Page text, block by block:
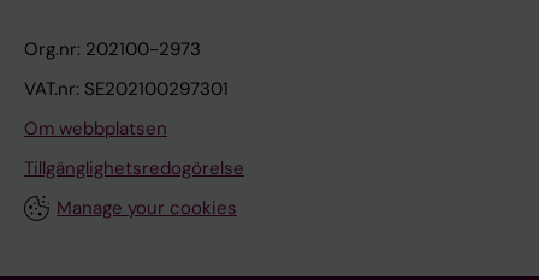
Org.nr: 202100-2973
VAT.nr: SE202100297301
Om webbplatsen
Tillgänglighetsredogörelse
Manage your cookies